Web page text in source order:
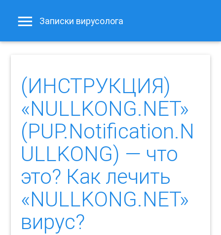
Записки вирусолога
(ИНСТРУКЦИЯ)
«NULLKONG.NET»
(PUP.Notification.N
ULLKONG) — что
это? Как лечить
«NULLKONG.NET»
вирус?